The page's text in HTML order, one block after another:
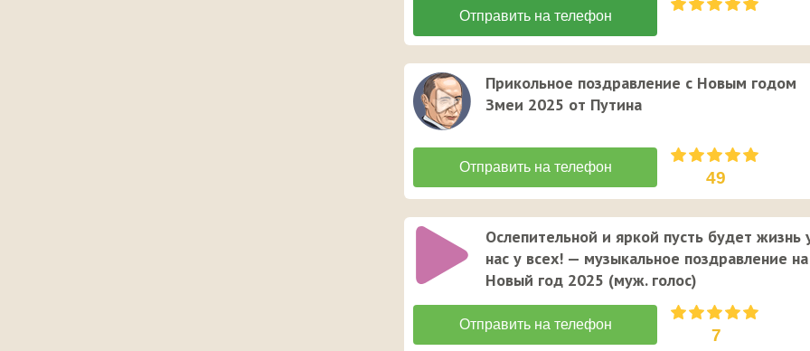
Прикольное поздравление с Новым годом
Змеи 2025 от Путина
49
Ослепительной и яркой пусть будет жизнь
нас у всех! — музыкальное поздравление на
Новый год 2025 (муж. голос)
7